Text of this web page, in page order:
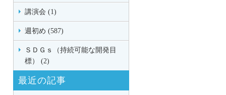
講演会 (1)
週初め (587)
ＳＤＧｓ（持続可能な開発目
標） (2)
最近の記事